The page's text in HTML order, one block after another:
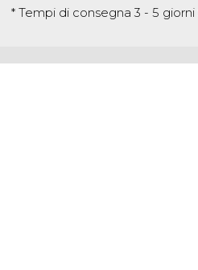
* Tempi di consegna 3 - 5 giorni